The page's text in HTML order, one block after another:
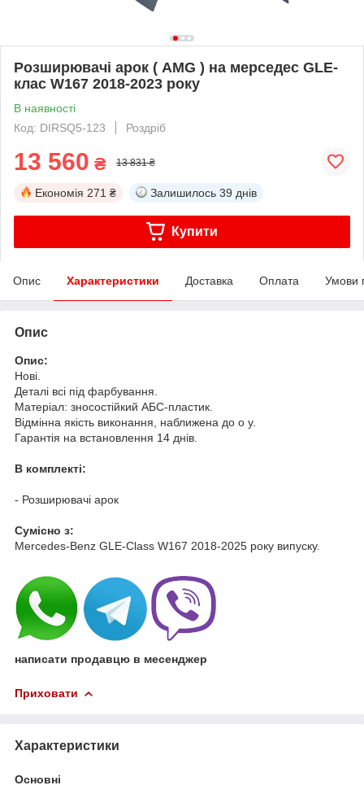
Розширювачі арок ( AMG ) на мерседес GLE-
клас W167 2018-2023 року
В наявності
Код: DIRSQ5-123
Роздріб
13 560 ₴ 13 831 ₴
Економія 271 ₴ Залишилось 39 днів
Купити
Опис Характеристики Доставка Оплата Умови
Опис
Опис:
Нові.
Деталі всі під фарбування.
Матеріал: зносостійкий АБС-пластик.
Відмінна якість виконання, наближена до о у.
Гарантія на встановлення 14 днів.
В комплекті:
- Розширювачі арок
Cумісно з:
Mercedes-Benz GLE-Class W167 2018-2025 року випуску.
написати продавцю в месенджер
Приховати
Характеристики
Основні